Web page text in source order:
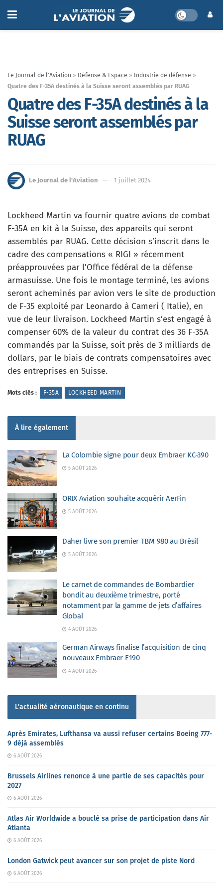
Le Journal de l'Aviation » Défense & Espace » Industrie de défense »
Quatre des F-35A destinés à la Suisse seront assemblés par RUAG
Quatre des F-35A destinés à la
Suisse seront assemblés par
RUAG
Le Journal de l'Aviation 1 juillet 2024
Lockheed Martin va fournir quatre avions de combat
F-35A en kit à la Suisse, des appareils qui seront
assemblés par RUAG. Cette décision s’inscrit dans le
cadre des compensations « RIGI » récemment
préapprouvées par l’Office fédéral de la défense
armasuisse. Une fois le montage terminé, les avions
seront acheminés par avion vers le site de production
de F-35 exploité par Leonardo à Cameri ( Italie), en
vue de leur livraison. Lockheed Martin s’est engagé à
compenser 60% de la valeur du contrat des 36 F-35A
commandés par la Suisse, soit près de 3 milliards de
dollars, par le biais de contrats compensatoires avec
des entreprises en Suisse.
Mots clés : F-35A LOCKHEED MARTIN
À lire également
La Colombie signe pour deux Embraer KC-390
5 AOÛT 2026
ORIX Aviation souhaite acquérir AerFin
5 AOÛT 2026
Daher livre son premier TBM 980 au Brésil
5 AOÛT 2026
Le carnet de commandes de Bombardier
bondit au deuxième trimestre, porté
notamment par la gamme de jets d’affaires
Global
4 AOÛT 2026
German Airways finalise l’acquisition de cinq
nouveaux Embraer E190
4 AOÛT 2026
L'actualité aéronautique en continu
Après Emirates, Lufthansa va aussi refuser certains Boeing 777-
9 déjà assemblés
6 AOÛT 2026
Brussels Airlines renonce à une partie de ses capacités pour
2027
6 AOÛT 2026
Atlas Air Worldwide a bouclé sa prise de participation dans Air
Atlanta
6 AOÛT 2026
London Gatwick peut avancer sur son projet de piste Nord
6 AOÛT 2026